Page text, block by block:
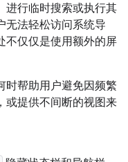
进行临时搜索或执行其
无法轻松访问系统导
不仅仅是使用额外的屏
时帮助用户避免因频繁
或提供不间断的视图来